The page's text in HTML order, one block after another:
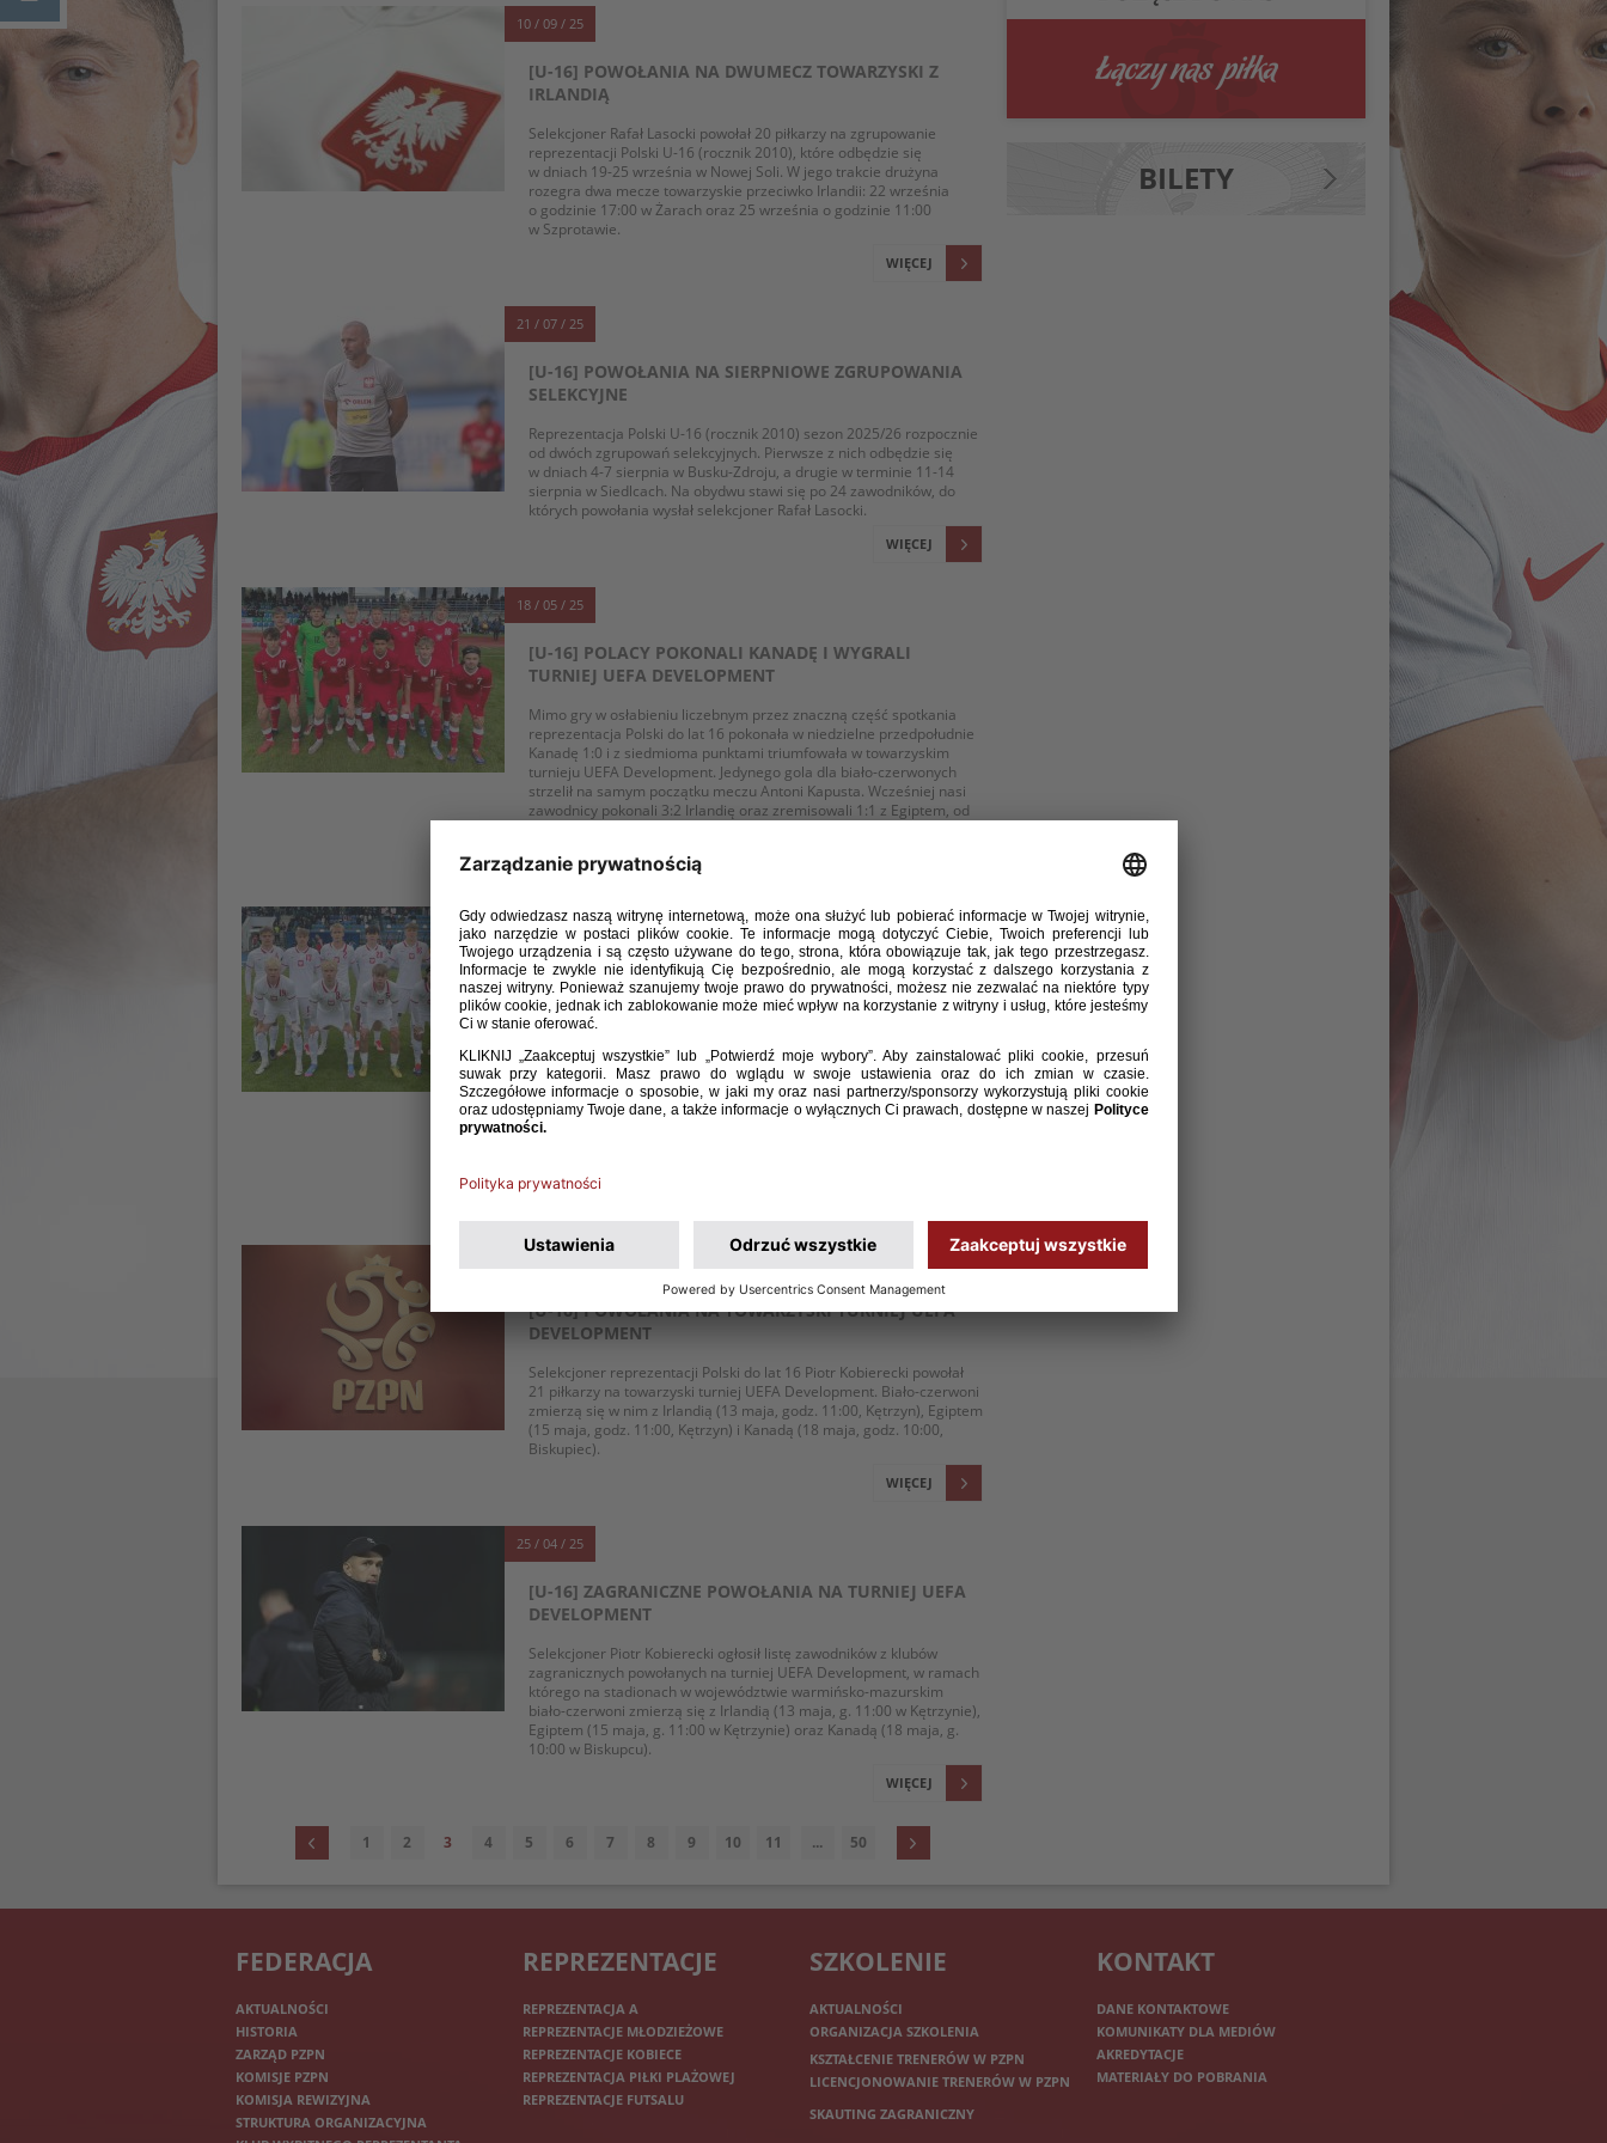
10 / 09 / 25
[U-16] POWOŁANIA NA DWUMECZ TOWARZYSKI Z
IRLANDIĄ
Selekcjoner Rafał Lasocki powołał 20 piłkarzy na zgrupowanie
reprezentacji Polski U-16 (rocznik 2010), które odbędzie się
w dniach 19-25 września w Nowej Soli. W jego trakcie drużyna
rozegra dwa mecze towarzyskie przeciwko Irlandii: 22 września
o godzinie 17:00 w Żarach oraz 25 września o godzinie 11:00
w Szprotawie.
WIĘCEJ
21 / 07 / 25
[U-16] POWOŁANIA NA SIERPNIOWE ZGRUPOWANIA
SELEKCYJNE
Reprezentacja Polski U-16 (rocznik 2010) sezon 2025/26 rozpocznie
od dwóch zgrupowań selekcyjnych. Pierwsze z nich odbędzie się
w dniach 4-7 sierpnia w Busku-Zdroju, a drugie w terminie 11-14
sierpnia w Siedlcach. Na obydwu stawi się po 24 zawodników, do
których powołania wysłał selekcjoner Rafał Lasocki.
WIĘCEJ
18 / 05 / 25
[U-16] POLACY POKONALI KANADĘ I WYGRALI
TURNIEJ UEFA DEVELOPMENT
Mimo gry w osłabieniu liczebnym przez znaczną część spotkania
reprezentacja Polski do lat 16 pokonała w niedzielne przedpołudnie
Kanadę 1:0 i z siedmioma punktami triumfowała w towarzyskim
turnieju UEFA Development. Jedynego gola dla biało-czerwonych
strzelił na samym początku meczu Antoni Kapusta. Wcześniej nasi
zawodnicy pokonali 3:2 Irlandię oraz zremisowali 1:1 z Egiptem, od
15 / 05 / 25
[U-16] DWIE TWARZE POLAKÓW I REMIS Z EGIPTEM W
DRUGIEJ KOLEJCE UEFA DEVELOPMENT
W drugiej kolejce turnieju UEFA Development reprezentacja Polski
U-16 zremisowała 1:1 z Egiptem. Biało-czerwoni w pierwszej
połowie zagrali poniżej oczekiwań i przegrywali, w drugiej zaś
zdominowali rywala i za sprawą Macieja Kucharskiego doprowadzili
do wyrównania. W serii rzutów karnych nasi zawodnicy byli lepsi,
[U-16] POWOŁANIA NA TOWARZYSKI TURNIEJ UEFA
DEVELOPMENT
Selekcjoner reprezentacji Polski do lat 16 Piotr Kobierecki powołał
21 piłkarzy na towarzyski turniej UEFA Development. Biało-czerwoni
zmierzą się w nim z Irlandią (13 maja, godz. 11:00, Kętrzyn), Egiptem
(15 maja, godz. 11:00, Kętrzyn) i Kanadą (18 maja, godz. 10:00,
Biskupiec).
WIĘCEJ
25 / 04 / 25
[U-16] ZAGRANICZNE POWOŁANIA NA TURNIEJ UEFA
DEVELOPMENT
Selekcjoner Piotr Kobierecki ogłosił listę zawodników z klubów
zagranicznych powołanych na turniej UEFA Development, w ramach
którego na stadionach w województwie warmińsko-mazurskim
biało-czerwoni zmierzą się z Irlandią (13 maja, g. 11:00 w Kętrzynie),
Egiptem (15 maja, g. 11:00 w Kętrzynie) oraz Kanadą (18 maja, g.
10:00 w Biskupcu).
WIĘCEJ
1 2 3 4 5 6 7 8 9 10 11 ... 50
BILETY
FEDERACJA
AKTUALNOŚCI
HISTORIA
ZARZĄD PZPN
KOMISJE PZPN
KOMISJA REWIZYJNA
STRUKTURA ORGANIZACYJNA
REPREZENTACJE
REPREZENTACJA A
REPREZENTACJE MŁODZIEŻOWE
REPREZENTACJE KOBIECE
REPREZENTACJA PIŁKI PLAŻOWEJ
REPREZENTACJE FUTSALU
SZKOLENIE
AKTUALNOŚCI
ORGANIZACJA SZKOLENIA
KSZTAŁCENIE TRENERÓW W PZPN
LICENCJONOWANIE TRENERÓW W PZPN
SKAUTING ZAGRANICZNY
KONTAKT
DANE KONTAKTOWE
KOMUNIKATY DLA MEDIÓW
AKREDYTACJE
MATERIAŁY DO POBRANIA